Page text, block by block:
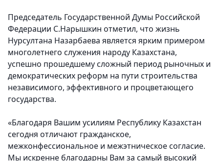
Председатель Государственной Думы Российской
Федерации С.Нарышкин отметил, что жизнь
Нурсултана Назарбаева является ярким примером
многолетнего служения народу Казахстана,
успешно прошедшему сложный период рыночных и
демократических реформ на пути строительства
независимого, эффективного и процветающего
государства.
«Благодаря Вашим усилиям Республику Казахстан
сегодня отличают гражданское,
межконфессиональное и межэтническое согласие.
Мы искренне благодарны Вам за самый высокий